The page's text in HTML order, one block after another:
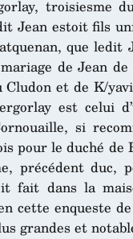
troisiesme
Jean estoit fils
que ledit
de Jean
et de K/
est celui
si
pour le duché de
précédent duc,
fait dans la
cette enqueste
grandes et